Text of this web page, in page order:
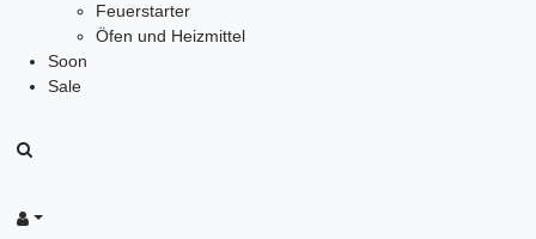
Feuerstarter
Öfen und Heizmittel
Soon
Sale